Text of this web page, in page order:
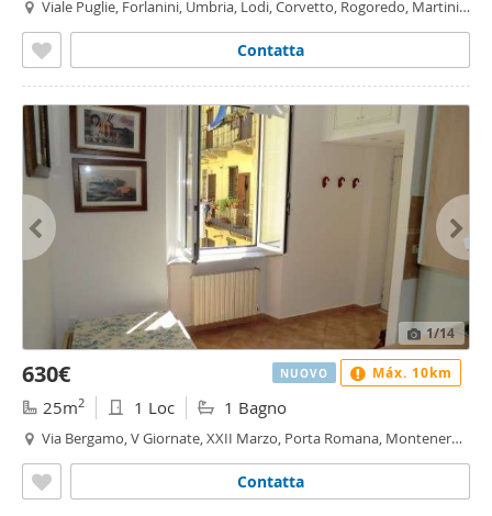
Viale Puglie, Forlanini, Umbria, Lodi, Corvetto, Rogoredo, Martini -
Contatta
1/14
630€
25m2 1 Loc 1 Bagno
Via Bergamo, V Giornate, XXII Marzo, Porta Romana, Montenero,
Contatta
NUOVO Máx. 10km